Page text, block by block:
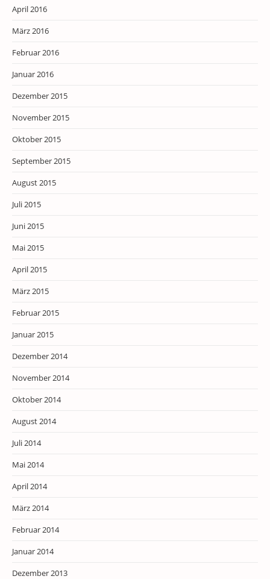
April 2016
März 2016
Februar 2016
Januar 2016
Dezember 2015
November 2015
Oktober 2015
September 2015
August 2015
Juli 2015
Juni 2015
Mai 2015
April 2015
März 2015
Februar 2015
Januar 2015
Dezember 2014
November 2014
Oktober 2014
August 2014
Juli 2014
Mai 2014
April 2014
März 2014
Februar 2014
Januar 2014
Dezember 2013